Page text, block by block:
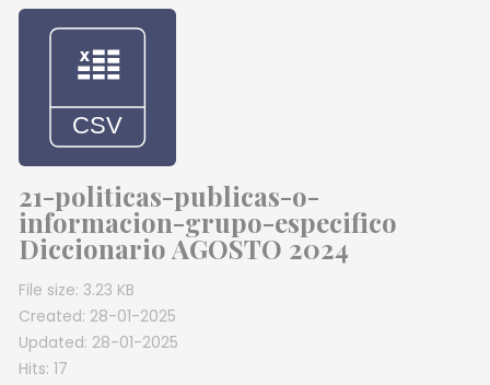
21-politicas-publicas-o-
informacion-grupo-especifico
Diccionario AGOSTO 2024
File size: 3.23 KB
Created: 28-01-2025
Updated: 28-01-2025
Hits: 17